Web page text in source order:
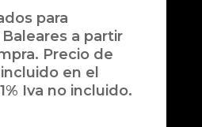
para
a partir
Precio de
en el
Iva no incluido.